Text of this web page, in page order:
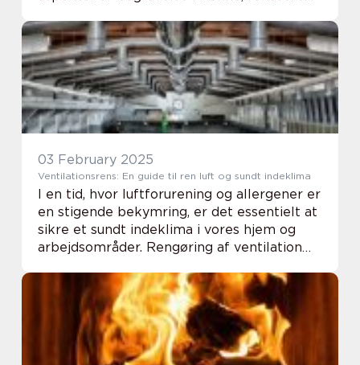
03 February 2025
Ventilationsrens: En guide til ren luft og sundt indeklima
I en tid, hvor luftforurening og allergener er
en stigende bekymring, er det essentielt at
sikre et sundt indeklima i vores hjem og
arbejdsområder. Rengøring af ventilation
bestræbelse. Ikk...